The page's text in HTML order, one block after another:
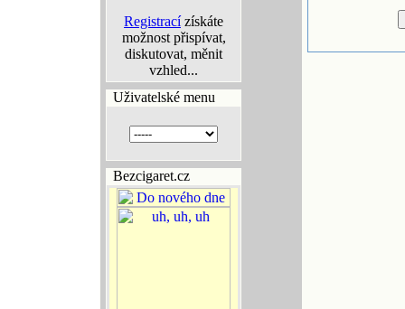
Registracízískáte
možnost přispívat,
diskutovat, měnit
vzhled...
Uživatelské menu
Bezcigaret.cz